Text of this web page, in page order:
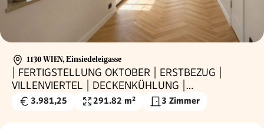
1130 WIEN, Einsiedeleigasse
| FERTIGSTELLUNG OKTOBER | ERSTBEZUG |
VILLENVIERTEL | DECKENKÜHLUNG |
WÄRMEPUMPE
Gesamtmiete
3.981,25
Nutzfläche
291.82 m² 3 Zimmer